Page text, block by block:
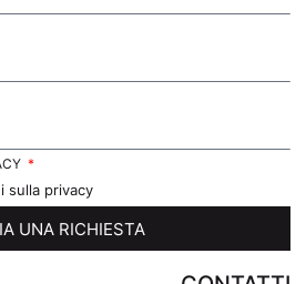
sulla privacy
UNA RICHIESTA